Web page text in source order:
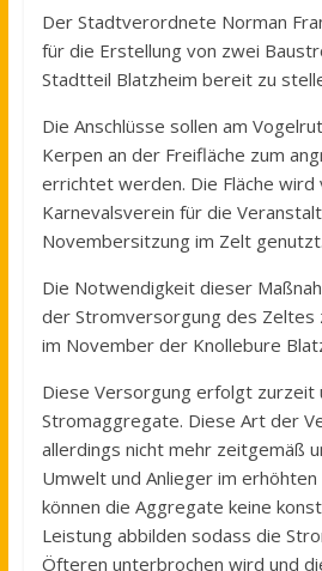
Der Stadtverordnete Norman
für die Erstellung von zwei
Stadtteil Blatzheim bereit zu
Die Anschlüsse sollen am
Kerpen an der Freifläche zum
errichtet werden. Die Fläche
Karnevalsverein für die
Novembersitzung im Zelt genutzt.
Die Notwendigkeit dieser
der Stromversorgung des Zeltes
im November der Knollebure
Diese Versorgung erfolgt zurzeit
Stromaggregate. Diese Art der
allerdings nicht mehr zeitgemäß
Umwelt und Anlieger im
können die Aggregate keine
Leistung abbilden sodass die
Öfteren unterbrochen wird und